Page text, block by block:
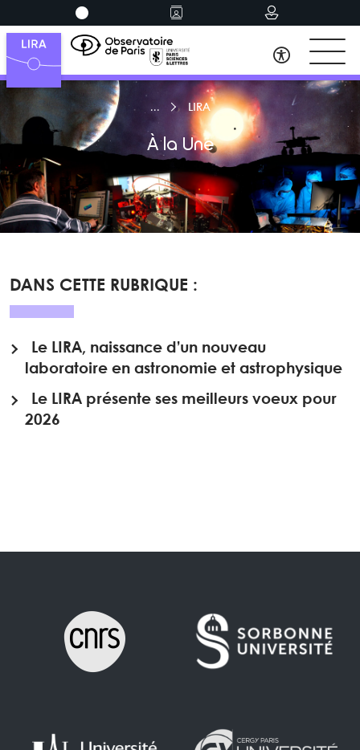
LIRA
À la Une
DANS CETTE RUBRIQUE :
Le LIRA, naissance d’un nouveau
laboratoire en astronomie et astrophysique
Le LIRA présente ses meilleurs voeux pour
2026